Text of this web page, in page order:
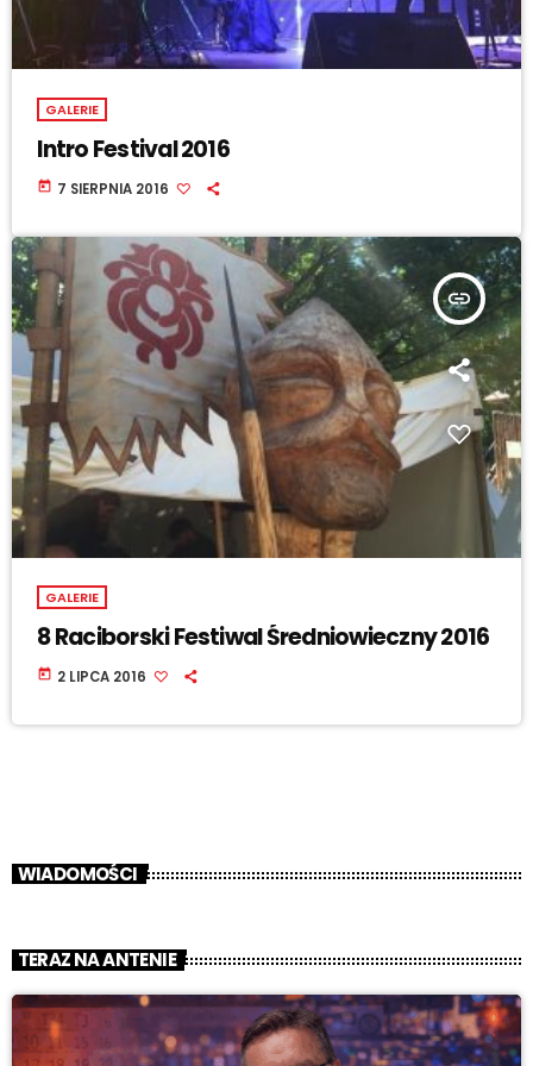
GALERIE
Intro Festival 2016
today 7 SIERPNIA 2016
insert_link
GALERIE
8 Raciborski Festiwal Średniowieczny 2016
today 2 LIPCA 2016
WIADOMOŚCI
TERAZ NA ANTENIE